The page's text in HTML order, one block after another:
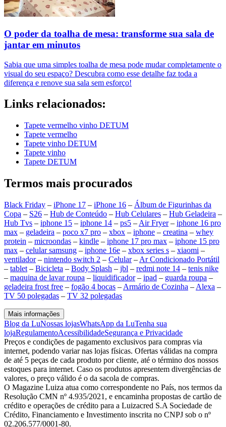
O poder da toalha de mesa: transforme sua sala de
jantar em minutos
Sabia que uma simples toalha de mesa pode mudar completamente o
visual do seu espaço? Descubra como esse detalhe faz toda a
diferença e renove sua sala sem esforço!
Links relacionados:
Tapete vermelho vinho DETUM
Tapete vermelho
Tapete vinho DETUM
Tapete vinho
Tapete DETUM
Termos mais procurados
Black Friday – iPhone 17 – iPhone 16 – Álbum de Figurinhas da
Copa – S26 – Hub de Conteúdo – Hub Celulares – Hub Geladeira –
Hub Tvs – iphone 15 – iphone 14 – ps5 – Air Fryer– iphone 16 pro
max – geladeira – poco x7 pro – xbox – iphone – creatina – whey
protein – microondas – kindle – iphone 17 pro max – iphone 15 pro
max – celular samsung – iphone 16e – xbox series s – xiaomi –
ventilador– nintendo switch 2 – Celular– Ar Condicionado Portátil
– tablet – Bicicleta – Body Splash – jbl – redmi note 14 – tenis nike
– maquina de lavar roupa – liquidificador– ipad – guarda roupa –
geladeira frost free – fogão 4 bocas – Armário de Cozinha – Alexa –
TV 50 polegadas – TV 32 polegadas
Mais informações
Blog da LuNossas lojasWhatsApp da LuTenha sua
lojaRegulamentoAcessibilidadeSegurança e Privacidade
Preços e condições de pagamento exclusivos para compras via
internet, podendo variar nas lojas físicas. Ofertas válidas na compra
de até 5 peças de cada produto por cliente, até o término dos nossos
estoques para internet. Caso os produtos apresentem divergências de
valores, o preço válido é o da sacola de compras.
O Magazine Luiza atua como correspondente no País, nos termos da
Resolução CMN nº 4.935/2021, e encaminha propostas de cartão de
crédito e operações de crédito para a Luizacred S.A Sociedade de
Crédito, Financiamento e Investimento inscrita no CNPJ sob o nº
02.206.577/0001-80.